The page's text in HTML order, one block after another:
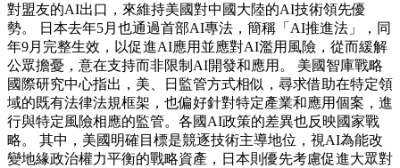
對盟友的AI出口，來維持美國對中國大陸的AI技術領先優
勢。 日本去年5月也通過首部AI專法，簡稱「AI推進法」，同
年9月完整生效，以促進AI應用並應對AI濫用風險，從而緩解
公眾擔憂，意在支持而非限制AI開發和應用。 美國智庫戰略
國際研究中心指出，美、日監管方式相似，尋求借助在特定領
域的既有法律法規框架，也偏好針對特定產業和應用個案，進
行與特定風險相應的監管。各國AI政策的差異也反映國家戰
略。 其中，美國明確目標是競逐技術主導地位，視AI為能改
變地緣政治權力平衡的戰略資產，日本則優先考慮促進大眾對